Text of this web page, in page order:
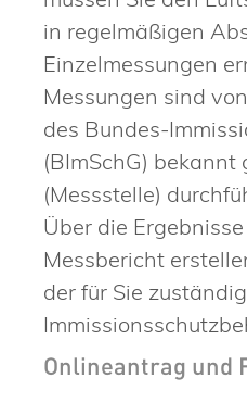
in regelmäßigen
Einzelmessungen
Messungen sind
des Bundes-
(BImSchG) bekannt
(Messstelle)
Über die
Messbericht
der für Sie
Onlineantrag und